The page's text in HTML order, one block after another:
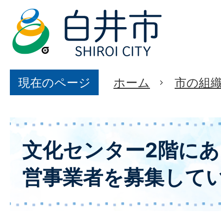
現在のページ ホーム 市の組
文化センター2階に
営事業者を募集して